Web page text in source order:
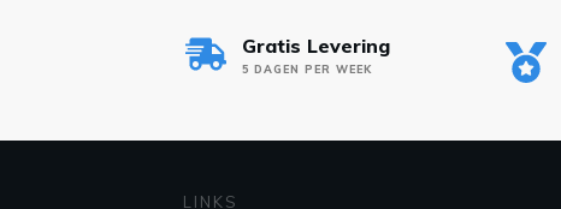
Gratis Levering
5 DAGEN PER WEEK
LINKS